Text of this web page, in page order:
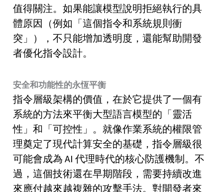
值得關注。如果能讓模型說明拒絕執行的具
體原因（例如「這個指令和系統規則衝
突」），不只能增加透明度，還能幫助開發
者優化指令設計。
安全和功能性的永恆平衡
指令層級架構的價值，在於它提供了一個有
系統的方法來平衡大型語言模型的「靈活
性」和「可控性」。就像作業系統的權限管
理奠定了現代計算安全的基礎，指令層級很
可能會成為 AI 代理時代的核心防護機制。不
過，這個技術還在早期階段，需要持續改進
來應付越來越複雜的攻擊手法。對開發者來